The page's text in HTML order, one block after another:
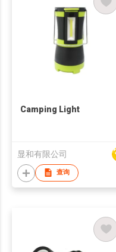
Camping Light
显和有限公司
查询